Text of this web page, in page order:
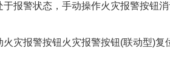
警状态，手动操作火灾报警按钮消
报警按钮火灾报警按钮(联动型)复